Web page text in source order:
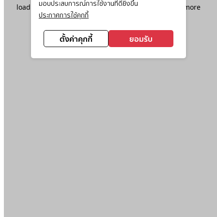
มอบประสบการณ์การใช้งานที่ดียิ่งขึ้น
ประกาศการใช้คุกกี้
ตั้งค่าคุกกี้ ยอมรับ
loadingwww.ktc.co.th(see the browser console
for more
information).